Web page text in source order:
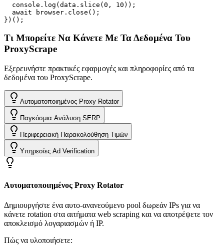
  console.log(data.slice(0, 10));
  await browser.close();
})();
Τι Μπορείτε Να Κάνετε Με Τα Δεδομένα Του
ProxyScrape
Εξερευνήστε πρακτικές εφαρμογές και πληροφορίες από τα
δεδομένα του ProxyScrape.
Αυτοματοποιημένος Proxy Rotator
Παγκόσμια Ανάλυση SERP
Περιφερειακή Παρακολούθηση Τιμών
Υπηρεσίες Ad Verification
Αυτοματοποιημένος Proxy Rotator
Δημιουργήστε ένα αυτο-ανανεούμενο pool δωρεάν IPs για να
κάνετε rotation στα αιτήματα web scraping και να αποτρέψετε τον
αποκλεισμό λογαριασμών ή IP.
Πώς να υλοποιήσετε: